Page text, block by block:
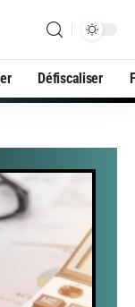
Défiscaliser